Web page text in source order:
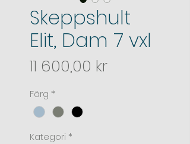
Skeppshult
Elit, Dam 7 vxl
11 600,00 krPris
Färg *
Kategori *